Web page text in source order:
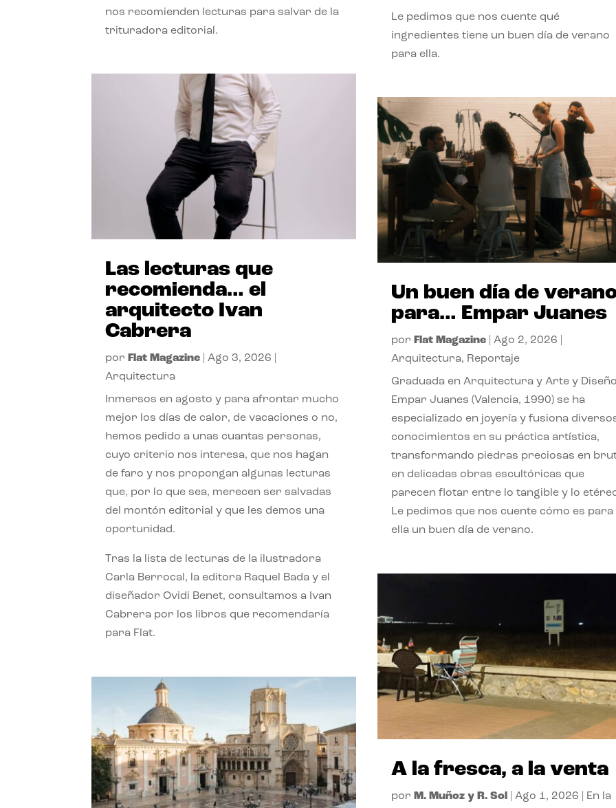
nos recomienden lecturas para salvar de la
trituradora editorial.
Las lecturas que
recomienda… el
arquitecto Ivan
Cabrera
por Flat Magazine |Ago 3, 2026
Arquitectura
Inmersos en agosto y para afrontar mucho
mejor los días de calor, de vacaciones o no,
hemos pedido a unas cuantas personas,
cuyo criterio nos interesa, que nos hagan
de faro y nos propongan algunas lecturas
que, por lo que sea, merecen ser salvadas
del montón editorial y que les demos una
oportunidad.
Tras la lista de lecturas de la ilustradora
Carla Berrocal, la editora Raquel Bada y el
diseñador Ovidi Benet, consultamos a Ivan
Cabrera por los libros que recomendaría
para Flat.
Le pedimos que nos cuente qué
ingredientes tiene un buen día de verano
para ella.
Un buen día de
para… Empar Juanes
por Flat Magazine| Ago 2, 2026
Arquitectura, Reportaje
Graduada en Arquitectura y Arte y
Empar Juanes (Valencia, 1990) se ha
especializado en joyería y fusiona
conocimientos en su práctica artística,
transformando piedras preciosas en
en delicadas obras escultóricas que
parecen flotar entre lo tangible y lo
Le pedimos que nos cuente cómo es para
ella un buen día de verano.
A la fresca, a la venta
por M. Muñoz y R. Sol Ago 1, 2026
En la